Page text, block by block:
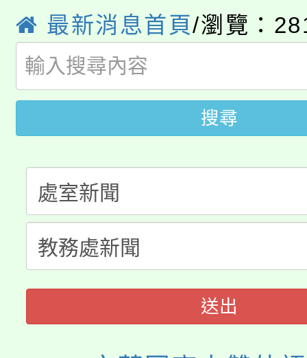
版
公告本校115學年度第
代理(課)教師甄選結果(
「2026金融保險知識
車」活動
桃園市115學年度學生
生本土語及新住民語歌
公告本校115學年度第
代理(課)教師甄選結果(
轉知中國文化大學推廣
《TA101》溝通分析基
程，歡迎學生輔導中心
心理、諮商輔導、社會
最新消息首頁/瀏覽：
搜尋
送出